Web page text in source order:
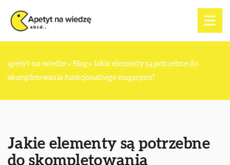
apetyt-na-wiedze» Blog» Jakie elementy są potrzebne do
skompletowania funkcjonalnego magazynu?
Jakie elementy są potrzebne
do skompletowania